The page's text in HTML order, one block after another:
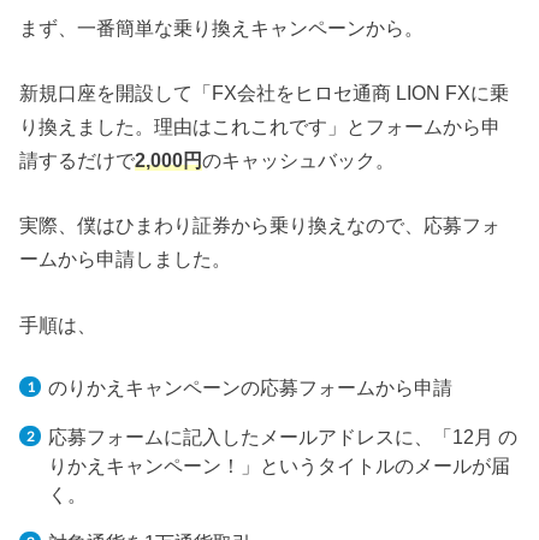
まず、一番簡単な乗り換えキャンペーンから。
新規口座を開設して「FX会社をヒロセ通商 LION FXに乗
り換えました。理由はこれこれです」とフォームから申
請するだけで2,000円のキャッシュバック。
実際、僕はひまわり証券から乗り換えなので、応募フォ
ームから申請しました。
手順は、
のりかえキャンペーンの応募フォームから申請
応募フォームに記入したメールアドレスに、「12月 の
りかえキャンペーン！」というタイトルのメールが届
く。